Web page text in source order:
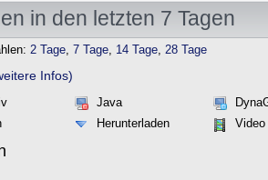
in den letzten 7 Tagen
2 Tage, 7 Tage, 14 Tage, 28 Tage
Infos)
Java
Herunterladen Video